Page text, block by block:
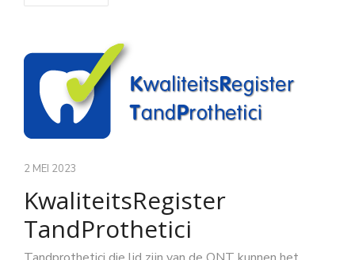
2 MEI 2023
KwaliteitsRegister
TandProthetici